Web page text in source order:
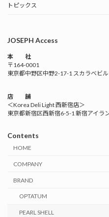
トピックス
JOSEPH Access
本 社
〒164-0001
東京都中野区中野2-17-1 スカラベビル
店 舗
＜Korea Deli Light 西新宿店＞
東京都新宿区西新宿6-5-1 新宿アイラ
Contents
HOME
COMPANY
BRAND
OPTATUM
PEARL SHELL